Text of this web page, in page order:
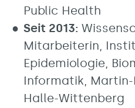
Public Health
Seit 2013:
Mitarbeiterin,
Epidemiologie,
Informatik,
Halle-Wittenberg